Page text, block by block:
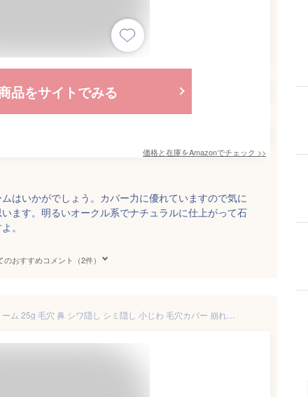
品をサイトでみる
価格と在庫をAmazonでチェック >>
はいかがでしょう。カバー力に優れていますので気に
ます。明るいオークル系でナチュラルに仕上がって石
。
のおすすめコメント（2件）